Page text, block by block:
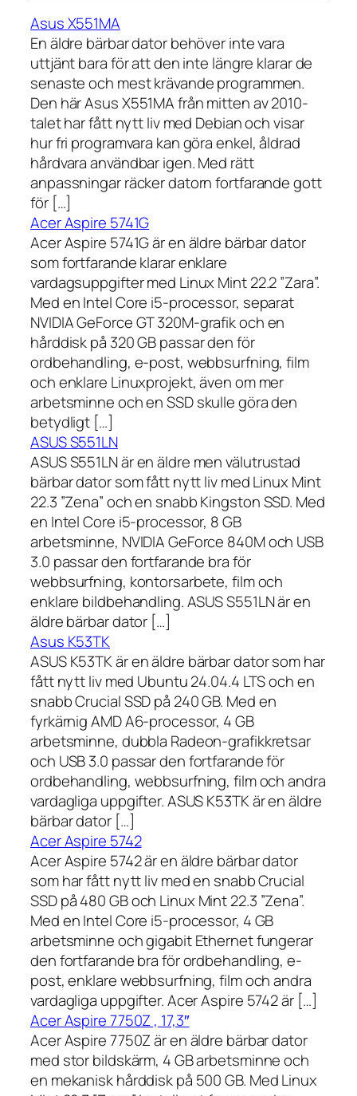
Asus X551MA
En äldre bärbar dator behöver inte vara
uttjänt bara för att den inte längre klarar de
senaste och mest krävande programmen.
Den här Asus X551MA från mitten av 2010-
talet har fått nytt liv med Debian och visar
hur fri programvara kan göra enkel, åldrad
hårdvara användbar igen. Med rätt
anpassningar räcker datorn fortfarande gott
för […]
Acer Aspire 5741G
Acer Aspire 5741G är en äldre bärbar dator
som fortfarande klarar enklare
vardagsuppgifter med Linux Mint 22.2 ”Zara”.
Med en Intel Core i5-processor, separat
NVIDIA GeForce GT 320M-grafik och en
hårddisk på 320 GB passar den för
ordbehandling, e-post, webbsurfning, film
och enklare Linuxprojekt, även om mer
arbetsminne och en SSD skulle göra den
betydligt […]
ASUS S551LN
ASUS S551LN är en äldre men välutrustad
bärbar dator som fått nytt liv med Linux Mint
22.3 ”Zena” och en snabb Kingston SSD. Med
en Intel Core i5-processor, 8 GB
arbetsminne, NVIDIA GeForce 840M och USB
3.0 passar den fortfarande bra för
webbsurfning, kontorsarbete, film och
enklare bildbehandling. ASUS S551LN är en
äldre bärbar dator […]
Asus K53TK
ASUS K53TK är en äldre bärbar dator som har
fått nytt liv med Ubuntu 24.04.4 LTS och en
snabb Crucial SSD på 240 GB. Med en
fyrkärnig AMD A6-processor, 4 GB
arbetsminne, dubbla Radeon-grafikkretsar
och USB 3.0 passar den fortfarande för
ordbehandling, webbsurfning, film och andra
vardagliga uppgifter. ASUS K53TK är en äldre
bärbar dator […]
Acer Aspire 5742
Acer Aspire 5742 är en äldre bärbar dator
som har fått nytt liv med en snabb Crucial
SSD på 480 GB och Linux Mint 22.3 ”Zena”.
Med en Intel Core i5-processor, 4 GB
arbetsminne och gigabit Ethernet fungerar
den fortfarande bra för ordbehandling, e-
post, enklare webbsurfning, film och andra
vardagliga uppgifter. Acer Aspire 5742 är […]
Acer Aspire 7750Z , 17,3″
Acer Aspire 7750Z är en äldre bärbar dator
med stor bildskärm, 4 GB arbetsminne och
en mekanisk hårddisk på 500 GB. Med Linux